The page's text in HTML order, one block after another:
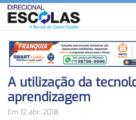
A utilização da
aprendizagem
Em 12 abr, 2018